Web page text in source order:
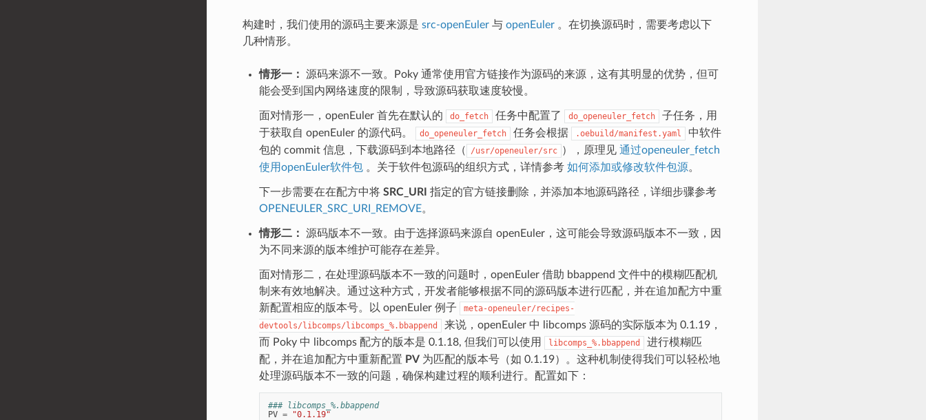
构建时，我们使用的源码主要来源是 src-openEuler与 openEuler。在切换源码时，需要考虑以下
几种情形。
情形一：
源码来源不一致。Poky 通常使用官方链接作为源码的来源，这有其明显的优势，但可
能会受到国内网络速度的限制，导致源码获取速度较慢。
面对情形一，openEuler 首先在默认的 do_fetch 任务中配置了 do_openeuler_fetch
子任务，用
于获取自 openEuler 的源代码。
do_openeuler_fetch 任务会根据 .oebuild/manifest.yaml
中软件
包的 commit 信息，下载源码到本地路径（
/usr/openeuler/src ），原理见 通过openeuler_fetch
使用openEuler软件包。关于软件包源码的组织方式，详情参考 如何添加或修改软件包源。
下一步需要在在配方中将 SRC_URI 指定的官方链接删除，并添加本地源码路径，详细步骤参考
OPENEULER_SRC_URI_REMOVE。
情形二：
源码版本不一致。由于选择源码来源自 openEuler，这可能会导致源码版本不一致，因
为不同来源的版本维护可能存在差异。
面对情形二，在处理源码版本不一致的问题时，openEuler 借助 bbappend 文件中的模糊匹配机
制来有效地解决。通过这种方式，开发者能够根据不同的源码版本进行匹配，并在追加配方中重
新配置相应的版本号。以 openEuler 例子
meta-openeuler/recipes-
devtools/libcomps/libcomps_%.bbappend
来说，openEuler 中 libcomps 源码的实际版本为 0.1.19，
而 Poky 中 libcomps 配方的版本是 0.1.18, 但我们可以使用
libcomps_%.bbappend
进行模糊匹
配，并在追加配方中重新配置 PV为匹配的版本号（如 0.1.19）。这种机制使得我们可以轻松地
处理源码版本不一致的问题，确保构建过程的顺利进行。配置如下：
### libcomps_%.bbappend
PV = "0.1.19"